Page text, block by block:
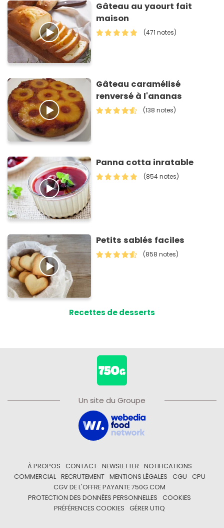
Gâteau au yaourt fait
maison
(471 notes)
Gâteau caramélisé
renversé à l'ananas
(138 notes)
Panna cotta inratable
(854 notes)
Petits sablés faciles
(858 notes)
Recettes de desserts
Un site du Groupe
À PROPOS CONTACT NEWSLETTER
NOTIFICATIONS
COMMERCIAL
RECRUTEMENT MENTIONS LÉGALES CGU
CPU
CGV DE L'OFFRE PAYANTE 750G.COM
PROTECTION DES DONNÉES PERSONNELLES
COOKIES
PRÉFÉRENCES COOKIES
GÉRER UTIQ